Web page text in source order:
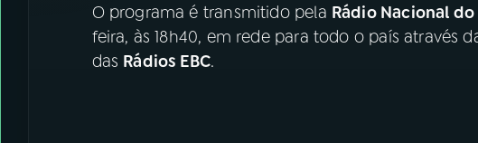
O programa é transmitido pela Rádio Nacional
feira, às 18h40, em rede para todo o país através
das Rádios EBC.